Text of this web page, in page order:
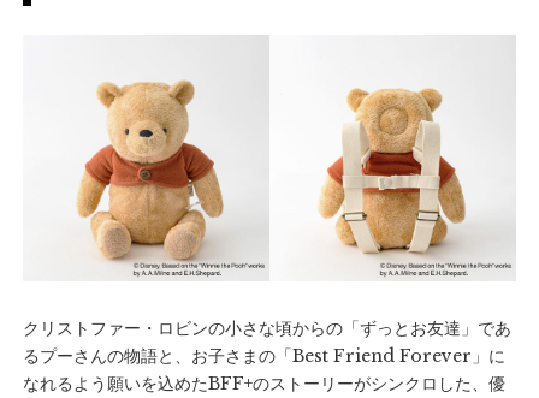
クリストファー・ロビンの小さな頃からの「ずっとお友達」であ
るプーさんの物語と、お子さまの「Best Friend Forever」に
なれるよう願いを込めたBFF+のストーリーがシンクロした、優